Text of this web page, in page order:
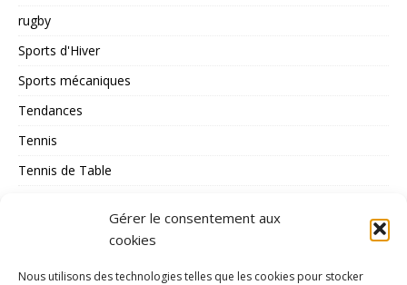
Gérer le consentement aux
cookies
Nous utilisons des technologies telles que les cookies pour stocker
rugby
Sports d'Hiver
Sports mécaniques
Tendances
Tennis
Tennis de Table